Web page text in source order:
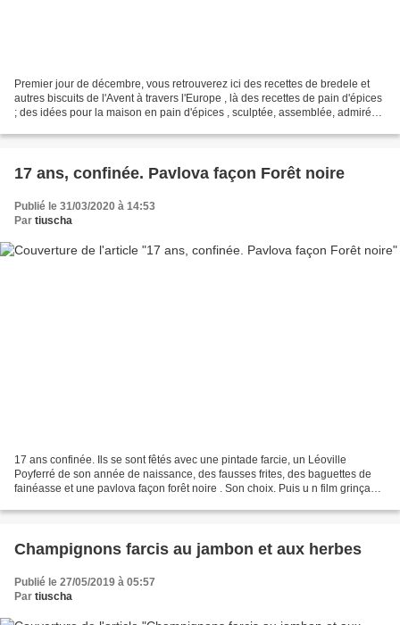
Premier jour de décembre, vous retrouverez ici des recettes de bredele et
autres biscuits de l'Avent à travers l'Europe , là des recettes de pain d'épices
; des idées pour la maison en pain d'épices , sculptée, assemblée, admirée
17 ans, confinée. Pavlova façon Forêt noire
Publié le 31/03/2020 à 14:53
Par tiuscha
17 ans confinée. Ils se sont fêtés avec une pintade farcie, un Léoville
Poyferré de son année de naissance, des fausses frites, des baguettes de
fainéasse et une pavlova façon forêt noire . Son choix. Puis u n film grinçant
Champignons farcis au jambon et aux herbes
Publié le 27/05/2019 à 05:57
Par tiuscha